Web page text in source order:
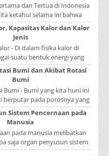
dan Tertua di Indonesia
ketahui selama ini bahwa
Pasai merupakan kerajaan ...
Kapasitas Kalor dan Kalor
Jenis
- Di dalam fisika kalor di
suatu bentuk energi yang
mengalir dari benda yang
...
Bumi dan Akibat Rotasi
Bumi
Bumi - Bumi yang kita huni ini
berputar pada porosnya yang
Waktu yang diperlukan...
Sistem Pencernaan pada
Manusia
pada manusia melibatkan
saja organ penyusun sistem
manusia ? Organ penyusun